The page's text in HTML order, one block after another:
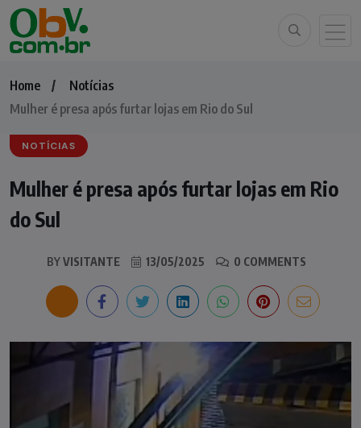
Home
Notícias
Mulher é presa após furtar lojas em Rio do Sul
NOTÍCIAS
Mulher é presa após furtar lojas em Rio
do Sul
BYVISITANTE 13/05/2025 0 COMMENTS